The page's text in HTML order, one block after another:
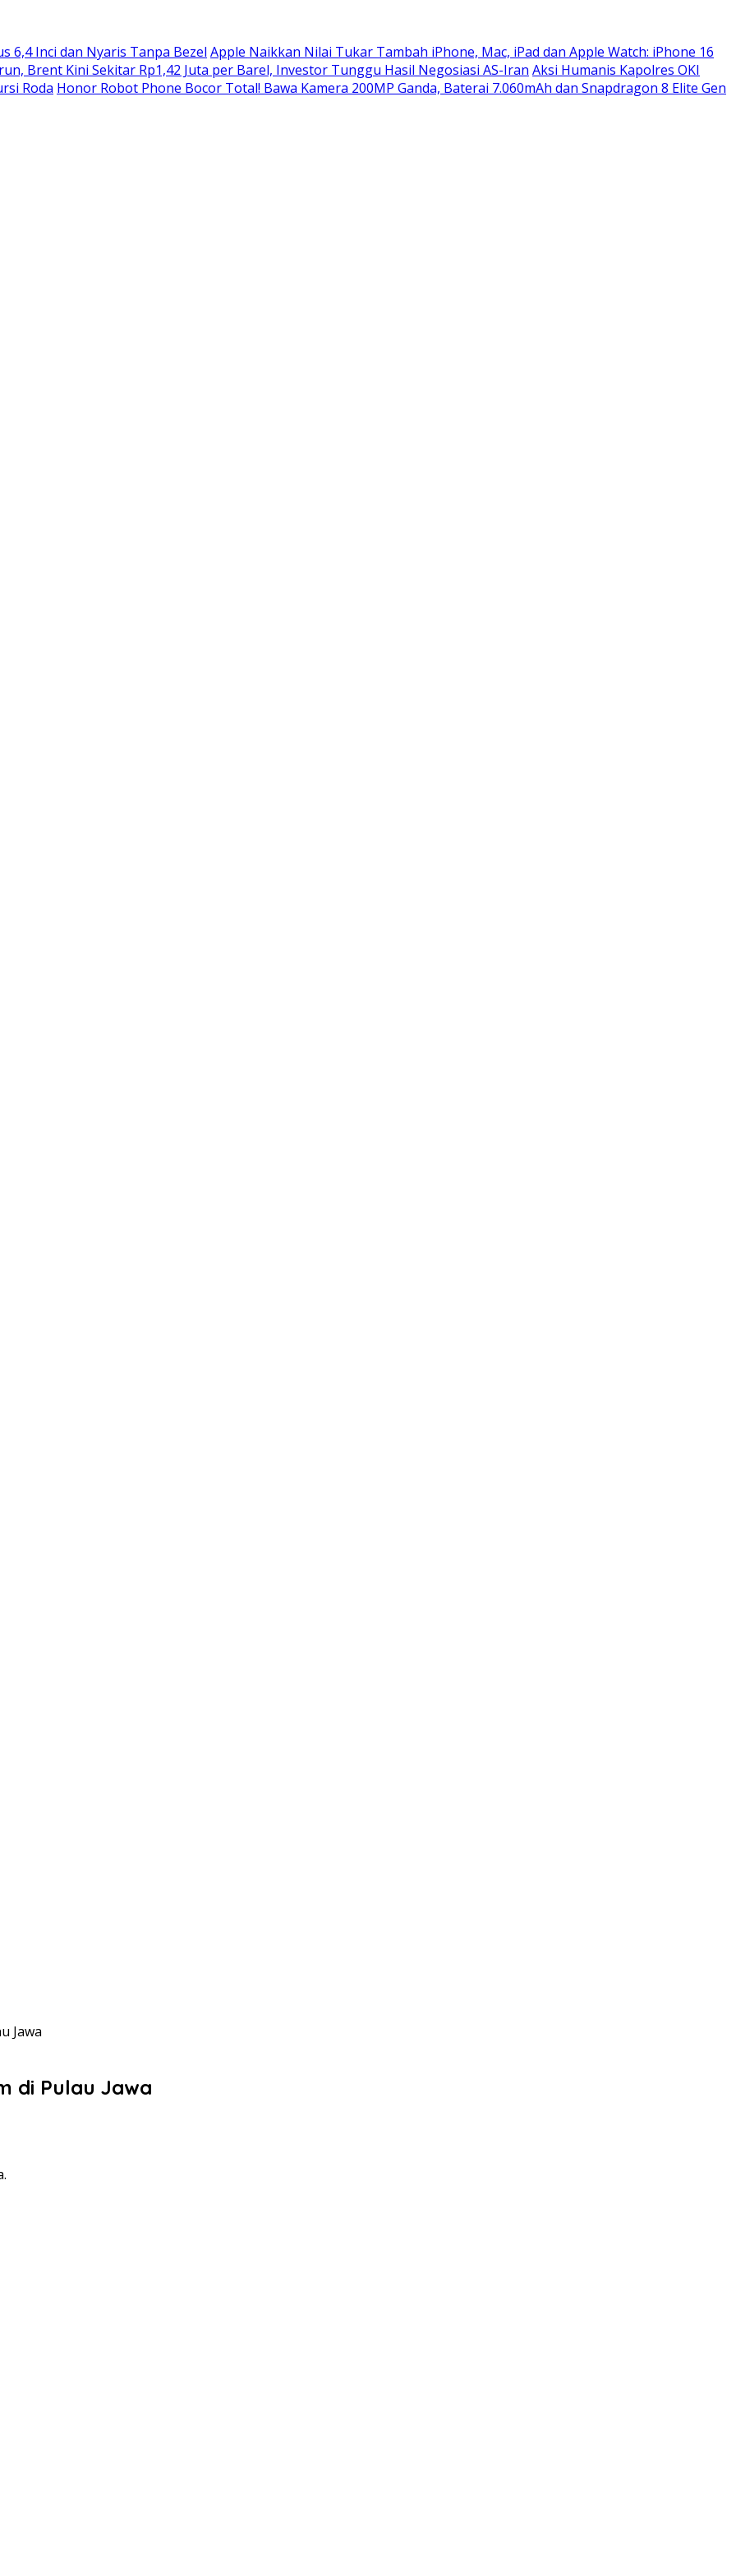
6,4 Inci dan Nyaris Tanpa Bezel Apple Naikkan Nilai Tukar Tambah iPhone, Mac, iPad dan Apple Watch: iPhone 16
Brent Kini Sekitar Rp1,42 Juta per Barel, Investor Tunggu Hasil Negosiasi AS-Iran Aksi Humanis Kapolres OKI
Roda Honor Robot Phone Bocor Total! Bawa Kamera 200MP Ganda, Baterai 7.060mAh dan Snapdragon 8 Elite Gen
Jawa
di Pulau Jawa